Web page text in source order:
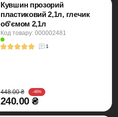
Кувшин прозорий
пластиковий 2,1л, глечик
об'ємом 2,1л
Код товару: 000002481
1
448.00 ₴ -46%
240.00 ₴